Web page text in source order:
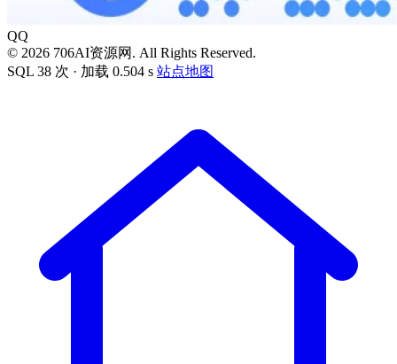
QQ
© 2026 706AI资源网. All Rights Reserved.
SQL 38 次 · 加载 0.504 s 站点地图